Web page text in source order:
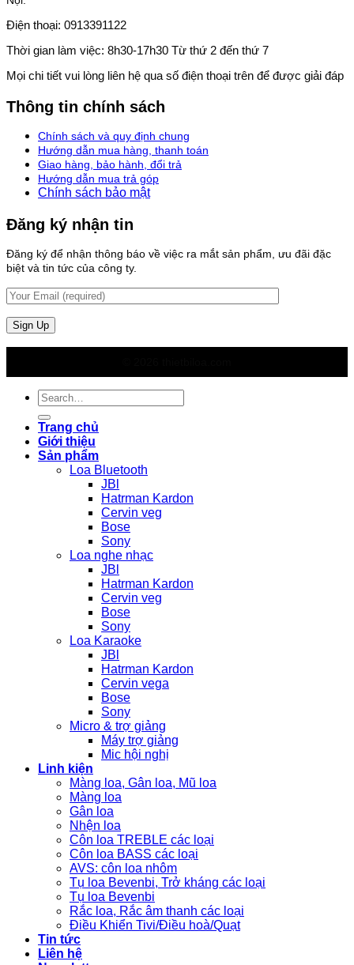
Điện thoại: 0913391122
Thời gian làm việc: 8h30-17h30 Từ thứ 2 đến thứ 7
Mọi chi tiết vui lòng liên hệ qua số điện thoại trên để được giải đáp
Thông tin chính sách
Chính sách và quy định chung
Hướng dẫn mua hàng, thanh toán
Giao hàng, bảo hành, đổi trả
Hướng dẫn mua trả góp
Chính sách bảo mật
Đăng ký nhận tin
Đăng ký để nhận thông báo về việc ra mắt sản phẩm, ưu đãi đặc
biệt và tin tức của công ty.
Search
for:
Trang chủ
Giới thiệu
Sản phẩm
Loa Bluetooth
JBl
Hatrman Kardon
Cervin veg
Bose
Sony
Loa nghe nhạc
JBl
Hatrman Kardon
Cervin veg
Bose
Sony
Loa Karaoke
JBl
Hatrman Kardon
Cervin vega
Bose
Sony
Micro & trợ giảng
Máy trợ giảng
Mic hội nghị
Linh kiện
Màng loa, Gân loa, Mũ loa
Màng loa
Gân loa
Nhện loa
Côn loa TREBLE các loại
Côn loa BASS các loại
AVS: côn loa nhôm
Tụ loa Bevenbi, Trở kháng các loại
Tụ loa Bevenbi
Rắc loa, Rắc âm thanh các loại
Điều Khiển Tivi/Điều hoà/Quạt
Tin tức
Liên hệ